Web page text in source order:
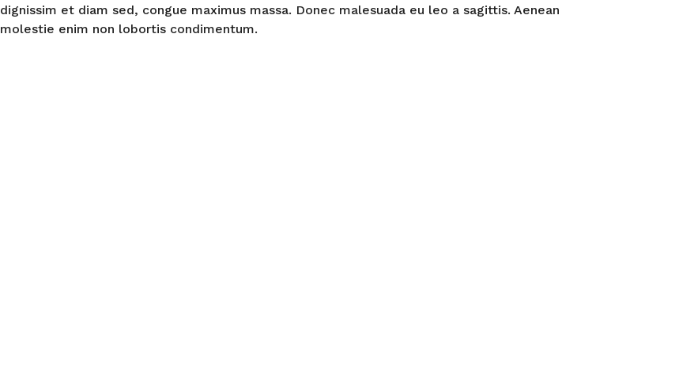
dignissim et diam sed, congue maximus massa. Donec malesuada eu leo a sagittis. Aenean
molestie enim non lobortis condimentum.